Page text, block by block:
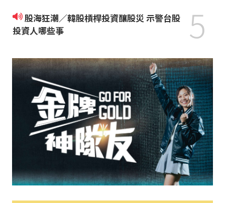
股海狂潮／韓股槓桿投資釀股災 示警台股
投資人哪些事
5